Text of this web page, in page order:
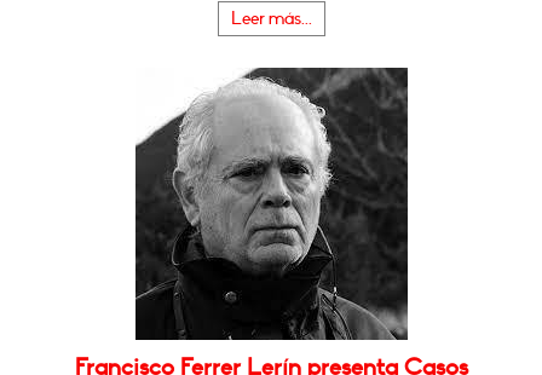
Leer más...
Francisco Ferrer Lerín presenta Casos